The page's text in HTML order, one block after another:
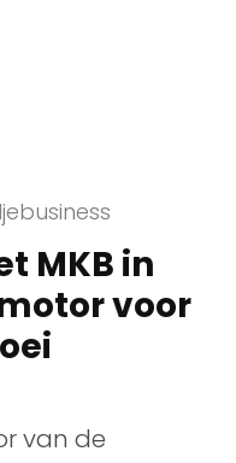
MKB in
voor
van de